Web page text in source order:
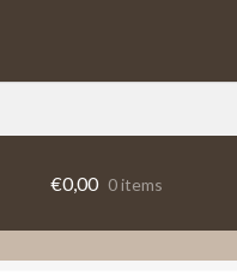
€0,00 0 items